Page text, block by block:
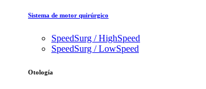
Sistema de motor quirúrgico
SpeedSurg / HighSpeed
SpeedSurg / LowSpeed
Otología